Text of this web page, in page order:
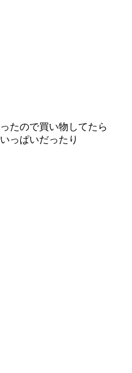
たので買い物してたら
っぱいだったり